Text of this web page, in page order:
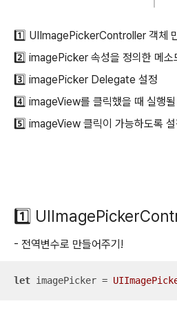
1️⃣ UIImagePickerController 객체
2️⃣ imagePicker 속성을 정의한 메소
3️⃣ imagePicker Delegate 설정
4️⃣ imageView를 클릭했을 때 실행
5️⃣ imageView 클릭이 가능하도록 설
1️⃣
- 전역변수로 만들어주기!
let imagePicker =